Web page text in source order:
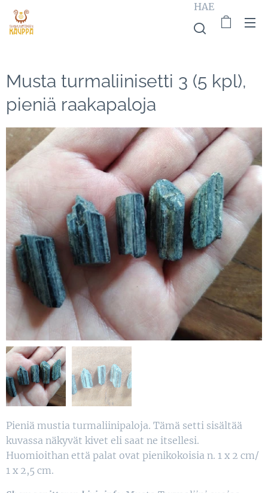
HAE
Musta turmaliinisetti 3 (5 kpl),
pieniä raakapaloja
Pieniä mustia turmaliinipaloja. Tämä setti sisältää
kuvassa näkyvät kivet eli saat ne itsellesi.
Huomioithan että palat ovat pienikokoisia n. 1 x 2 cm/
1 x 2,5 cm.